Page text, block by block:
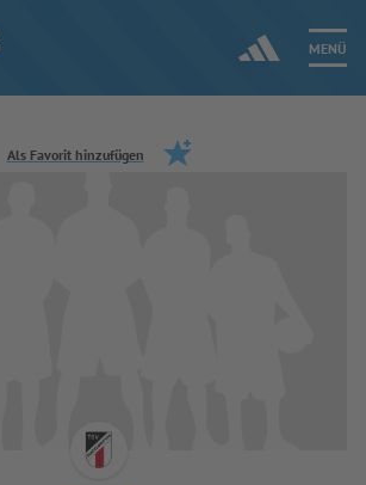
MENÜ
Jetzt einloggen
Als Favorit hinzufügen